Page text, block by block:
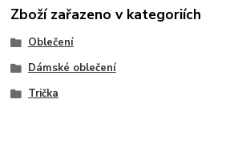
Zboží zařazeno v kategoriích
Oblečení
Dámské oblečení
Trička